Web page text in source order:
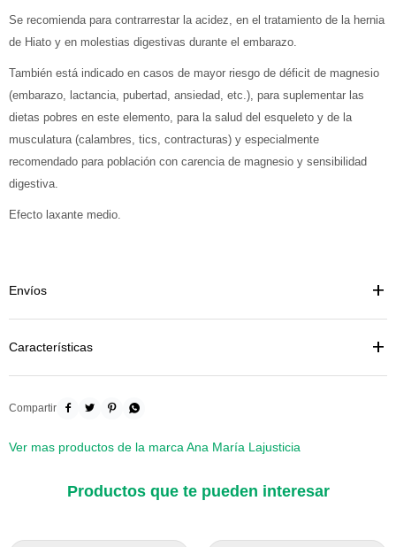
Se recomienda para contrarrestar la acidez, en el tratamiento de la hernia
de Hiato y en molestias digestivas durante el embarazo.
También está indicado en casos de mayor riesgo de déficit de magnesio
(embarazo, lactancia, pubertad, ansiedad, etc.), para suplementar las
dietas pobres en este elemento, para la salud del esqueleto y de la
musculatura (calambres, tics, contracturas) y especialmente
recomendado para población con carencia de magnesio y sensibilidad
digestiva.
Efecto laxante medio.
Envíos
Características
   
Ver mas productos de la marca Ana María Lajusticia
Productos que te pueden interesar